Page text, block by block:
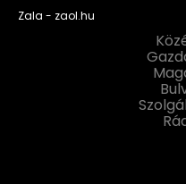
Zala - zaol.hu